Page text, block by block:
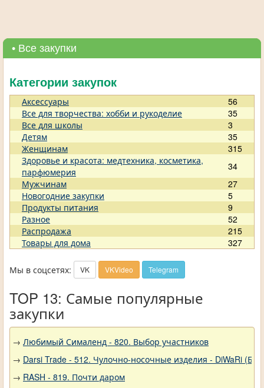
• Все закупки
Категории закупок
Аксессуары
56
Все для творчества: хобби и рукоделие
35
Все для школы
3
Детям
35
Женщинам
315
Здоровье и красота: медтехника, косметика,
парфюмерия
34
Мужчинам
27
Новогодние закупки
5
Продукты питания
9
Разное
52
Распродажа
215
Товары для дома
327
Мы в соцсетях: VK VKVideo Telegram
TOP 13: Самые популярные
закупки
→ Любимый Сималенд - 820. Выбор участников
→ Darsi Trade - 512. Чулочно-носочные изделия - DiWaRi
→ RASH - 819. Почти даром